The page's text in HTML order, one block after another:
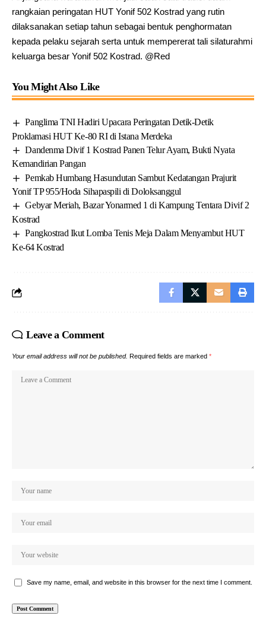
rangkaian peringatan HUT Yonif 502 Kostrad yang rutin
dilaksanakan setiap tahun sebagai bentuk penghormatan
kepada pelaku sejarah serta untuk mempererat tali silaturahmi
keluarga besar Yonif 502 Kostrad. @Red
You Might Also Like
Panglima TNI Hadiri Upacara Peringatan Detik-Detik
Proklamasi HUT Ke-80 RI di Istana Merdeka
Dandenma Divif 1 Kostrad Panen Telur Ayam, Bukti Nyata
Kemandirian Pangan
Pemkab Humbang Hasundutan Sambut Kedatangan Prajurit
Yonif TP 955/Hoda Sihapaspili di Doloksanggul
Gebyar Meriah, Bazar Yonarmed 1 di Kampung Tentara Divif 2
Kostrad
Pangkostrad Ikut Lomba Tenis Meja Dalam Menyambut HUT
Ke-64 Kostrad
Leave a Comment
Your email address will not be published. Required fields are marked *
Save my name, email, and website in this browser for the next time I comment.